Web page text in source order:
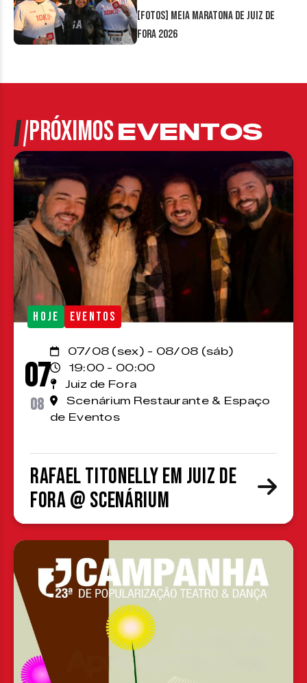
[FOTOS] Meia Maratona de Juiz de
Fora 2026
PRÓXIMOSEVENTOS
HOJE EVENTOS
07
08
07/08 (sex) - 08/08 (sáb)
19:00 - 00:00
Juiz de Fora
Scenárium Restaurante & Espaço
de Eventos
Rafael Titonelly em Juiz de
Fora @ Scenárium